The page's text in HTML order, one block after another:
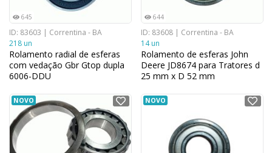
645
ID: 83603 | Correntina - BA
218 un
Rolamento radial de esferas
com vedação Gbr Gtop dupla
6006-DDU
644
ID: 83608 | Correntina - BA
14 un
Rolamento de esferas John
Deere JD8674 para Tratores d
25 mm x D 52 mm
NOVO NOVO